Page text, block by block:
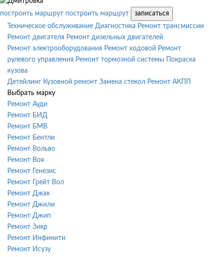
построить маршрут построить маршрут
записаться
Техническое обслуживание Диагностика Ремонт трансмиссии
Ремонт двигателя Ремонт дизельных двигателей
Ремонт электрооборудования Ремонт ходовой Ремонт
рулевого управления Ремонт тормозной системы
Покраска
кузова
Детейлинг Кузовной ремонт Замена стекол Ремонт АКПП
Выбрать марку
Ремонт Ауди
Ремонт БИД
Ремонт БМВ
Ремонт Бентли
Ремонт Вольво
Ремонт Воя
Ремонт Генезис
Ремонт Грейт Вол
Ремонт Джак
Ремонт Джили
Ремонт Джип
Ремонт Зикр
Ремонт Инфинити
Ремонт Исузу